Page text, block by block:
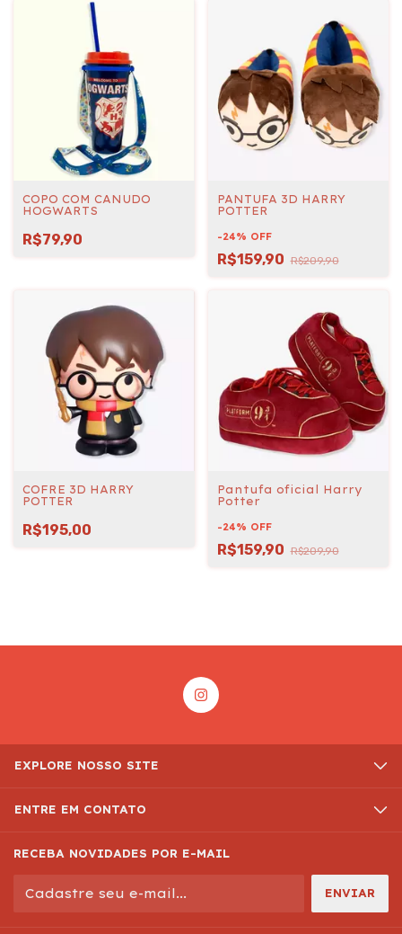
COPO COM CANUDO
HOGWARTS
R$79,90
PANTUFA 3D HARRY
POTTER
-24% OFF
R$159,90 R$209,90
COFRE 3D HARRY
POTTER
R$195,00
Pantufa oficial Harry
Potter
-24% OFF
R$159,90 R$209,90
EXPLORE NOSSO SITE
ENTRE EM CONTATO
RECEBA NOVIDADES POR E-MAIL